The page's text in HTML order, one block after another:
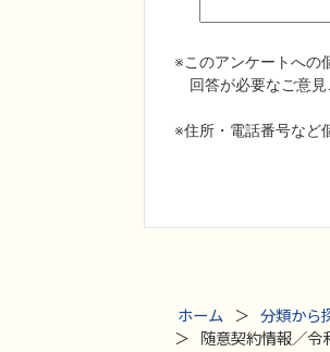
ホーム 分類から
随意契約情報／